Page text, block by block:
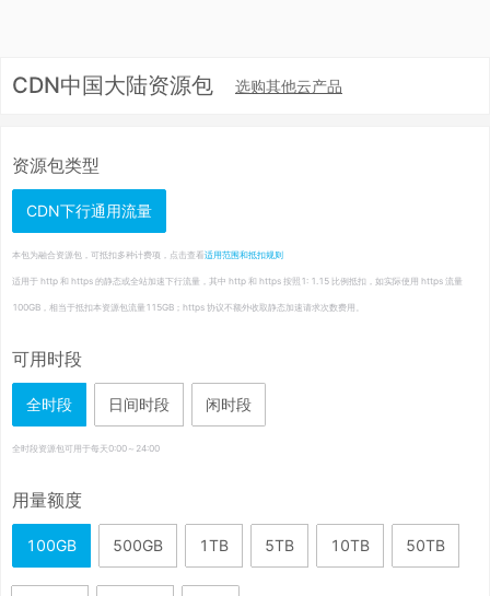
CDN中国大陆资源包 选购其他云产品
资源包类型
CDN下行通用流量
本包为融合资源包，可抵扣多种计费项，点击查看 适用范围和抵扣规则
适用于 http 和 https 的静态或全站加速下行流量，其中 http 和 https 按照1: 1.15 比例抵扣，如实际使用 https 流量
100GB，相当于抵扣本资源包流量115GB；https 协议不额外收取静态加速请求次数费用。
可用时段
全时段 日间时段 闲时段
全时段资源包可用于每天0:00～24:00
用量额度
100GB 500GB 1TB 5TB 10TB 50TB